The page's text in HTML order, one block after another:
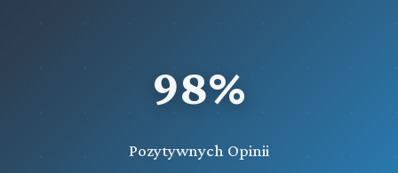
98%
Pozytywnych Opinii